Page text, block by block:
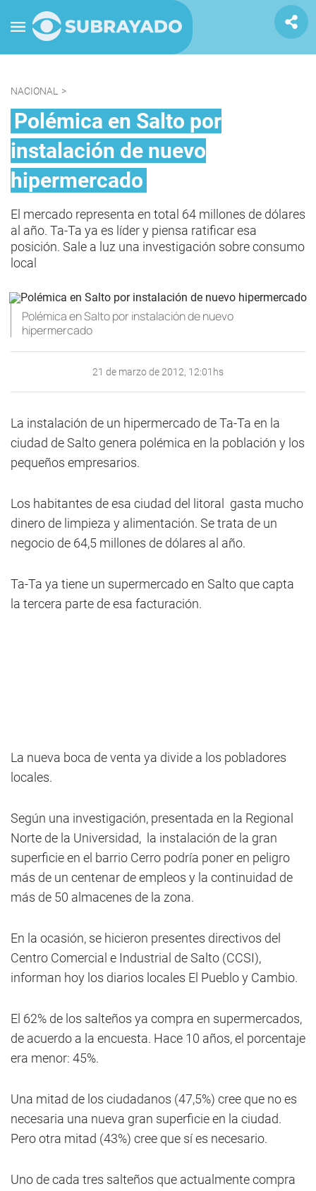
NACIONAL >
Polémica en Salto por
instalación de nuevo
hipermercado
El mercado representa en total 64 millones de dólares
al año. Ta-Ta ya es líder y piensa ratificar esa
posición. Sale a luz una investigación sobre consumo
local
Polémica en Salto por instalación de nuevo
hipermercado
21 de marzo de 2012, 12:01hs
La instalación de un hipermercado de Ta-Ta en la
ciudad de Salto genera polémica en la población y los
pequeños empresarios.
Los habitantes de esa ciudad del litoral gasta mucho
dinero de limpieza y alimentación. Se trata de un
negocio de 64,5 millones de dólares al año.
Ta-Ta ya tiene un supermercado en Salto que capta
la tercera parte de esa facturación.
La nueva boca de venta ya divide a los pobladores
locales.
Según una investigación, presentada en la Regional
Norte de la Universidad, la instalación de la gran
superficie en el barrio Cerro podría poner en peligro
más de un centenar de empleos y la continuidad de
más de 50 almacenes de la zona.
En la ocasión, se hicieron presentes directivos del
Centro Comercial e Industrial de Salto (CCSI),
informan hoy los diarios locales El Pueblo y Cambio.
El 62% de los salteños ya compra en supermercados,
de acuerdo a la encuesta. Hace 10 años, el porcentaje
era menor: 45%.
Una mitad de los ciudadanos (47,5%) cree que no es
necesaria una nueva gran superficie en la ciudad.
Pero otra mitad (43%) cree que sí es necesario.
Uno de cada tres salteños que actualmente compra